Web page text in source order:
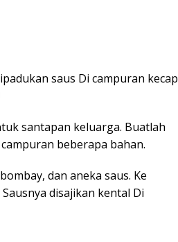
saus Di campuran kecap
santapan keluarga. Buatlah
beberapa bahan.
dan aneka saus. Ke
disajikan kental Di